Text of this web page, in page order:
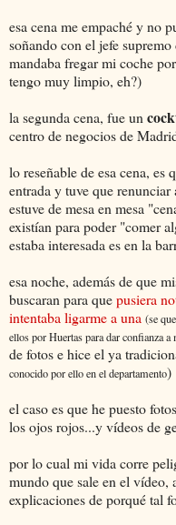
esa cena me empaché y no
soñando con el jefe
mandaba fregar mi coche
tengo muy limpio, eh?)
la segunda cena, fue un
centro de negocios de
lo reseñable de esa cena, es
entrada y tuve que
estuve de mesa en mesa
existían para poder "comer
estaba interesada es en la
esa noche, además de que
buscaran para quepusiera
intentaba ligarme a una (se
ellos por Huertas para dar confianza
de fotos e hice el ya
conocido por ello en el departamento)
el caso es que he puesto
los ojos rojos...y vídeos de
por lo cual mi vida corre
mundo que sale en el vídeo,
explicaciones de porqué tal